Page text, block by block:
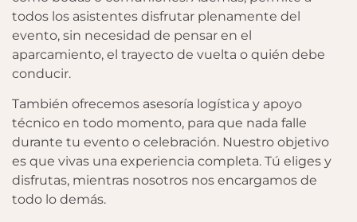
todos los asistentes disfrutar plenamente del
evento, sin necesidad de pensar en el
aparcamiento, el trayecto de vuelta o quién debe
conducir.
También ofrecemos asesoría logística y apoyo
técnico en todo momento, para que nada falle
durante tu evento o celebración. Nuestro objetivo
es que vivas una experiencia completa. Tú eliges y
disfrutas, mientras nosotros nos encargamos de
todo lo demás.